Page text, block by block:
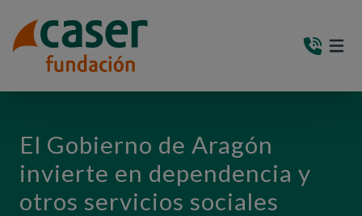
El Gobierno de Aragón
invierte en dependencia y
otros servicios sociales